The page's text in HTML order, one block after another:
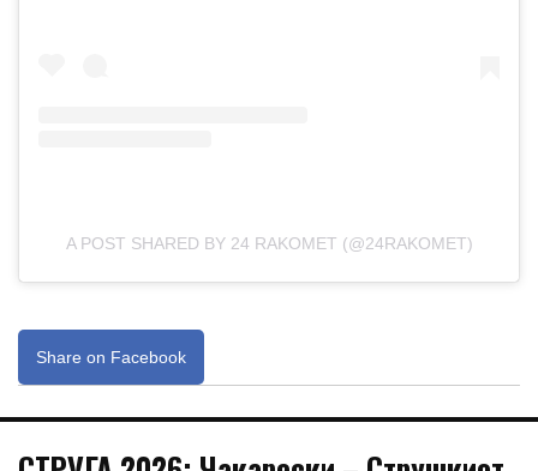
A POST SHARED BY 24 RAKOMET (@24RAKOMET)
Share on Facebook